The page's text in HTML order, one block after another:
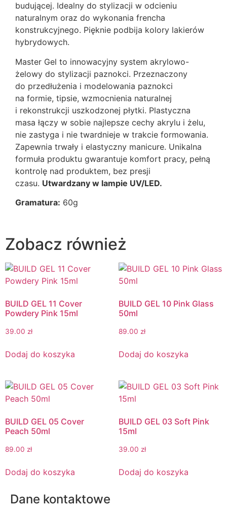
budującej. Idealny do stylizacji w odcieniu
naturalnym oraz do wykonania frencha
konstrukcyjnego. Pięknie podbija kolory lakierów
hybrydowych.
Master Gel to innowacyjny system akrylowo-
żelowy do stylizacji paznokci. Przeznaczony
do przedłużenia i modelowania paznokci
na formie, tipsie, wzmocnienia naturalnej
i rekonstrukcji uszkodzonej płytki. Plastyczna
masa łączy w sobie najlepsze cechy akrylu i żelu,
nie zastyga i nie twardnieje w trakcie formowania.
Zapewnia trwały i elastyczny manicure. Unikalna
formuła produktu gwarantuje komfort pracy, pełną
kontrolę nad produktem, bez presji
czasu. Utwardzany w lampie UV/LED.
Gramatura: 60g
Zobacz również
BUILD GEL 11 Cover
Powdery Pink 15ml
39.00 zł
Dodaj do koszyka
BUILD GEL 10 Pink Glass
50ml
89.00 zł
Dodaj do koszyka
BUILD GEL 05 Cover
Peach 50ml
89.00 zł
Dodaj do koszyka
BUILD GEL 03 Soft Pink
15ml
39.00 zł
Dodaj do koszyka
Dane kontaktowe